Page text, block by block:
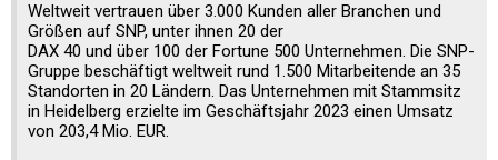
Weltweit vertrauen über 3.000 Kunden aller Branchen und
Größen auf SNP, unter ihnen 20 der
DAX 40 und über 100 der Fortune 500 Unternehmen. Die SNP-
Gruppe beschäftigt weltweit rund 1.500 Mitarbeitende an 35
Standorten in 20 Ländern. Das Unternehmen mit Stammsitz
in Heidelberg erzielte im Geschäftsjahr 2023 einen Umsatz
von 203,4 Mio. EUR.